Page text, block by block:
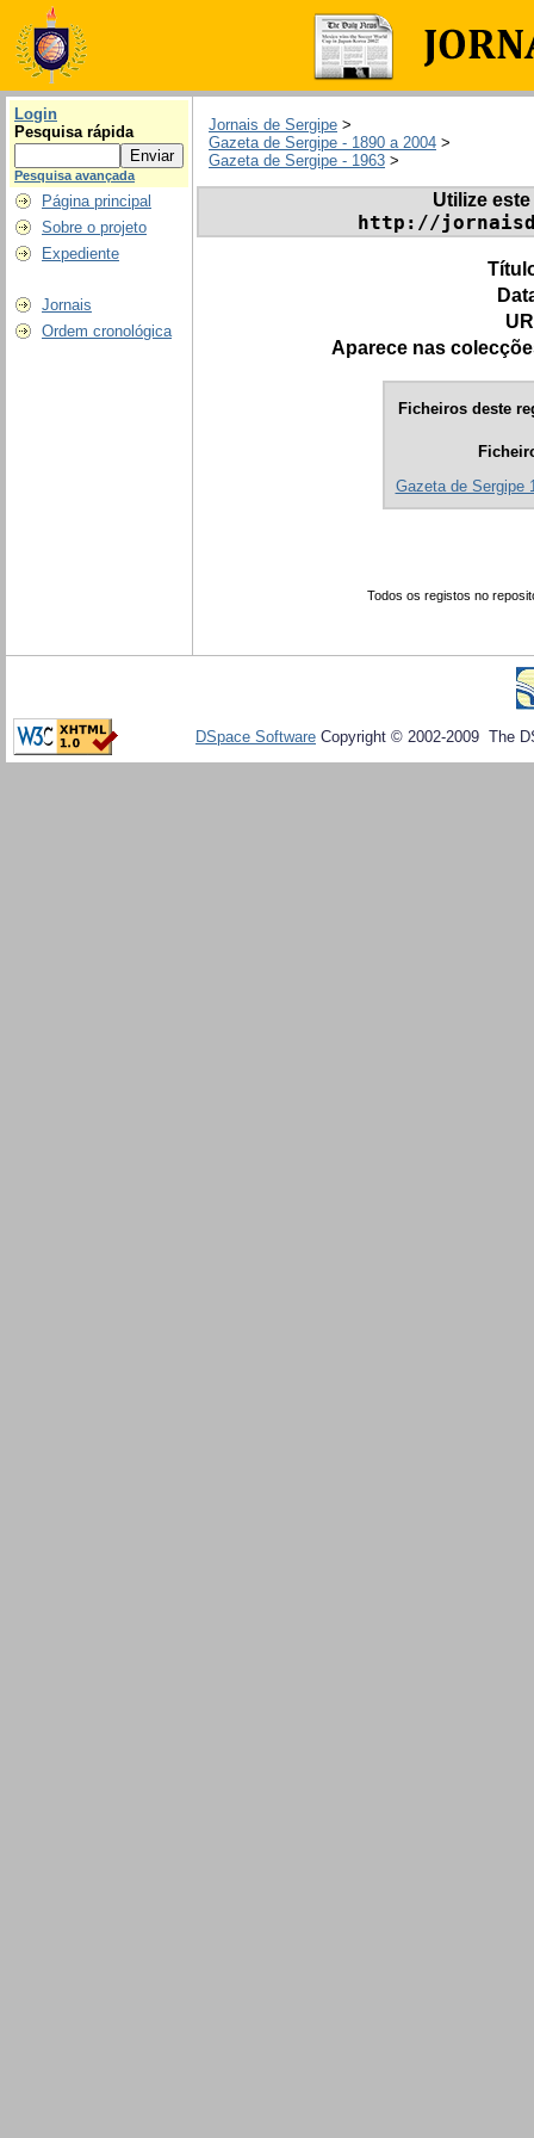
Login
Pesquisa rápida
Pesquisa avançada
Página principal
Sobre o projeto
Expediente
Jornais
Ordem cronológica
Jornais de Sergipe >
Gazeta de Sergipe - 1890 a 2004 >
Gazeta de Sergipe - 1963 >
Utilize
http://
Aparece nas
Ficheiros deste
Gazeta de Sergipe
Todos os registos no
DSpace Software Copyright © 2002-2009 The